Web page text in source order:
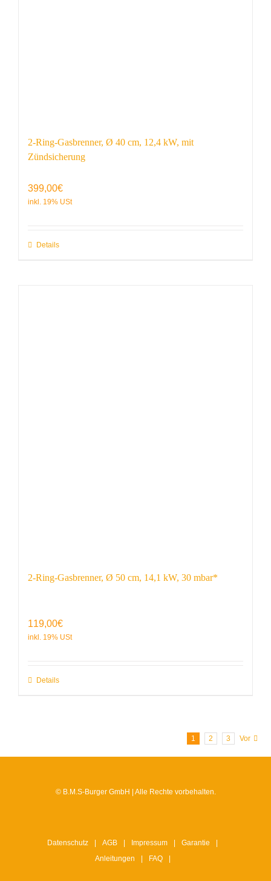
2-Ring-Gasbrenner, Ø 40 cm, 12,4 kW, mit
Zündsicherung
399,00€
Details
2-Ring-Gasbrenner, Ø 50 cm, 14,1 kW, 30 mbar*
119,00€
Details
1 2 3 Vor
© B.M.S-Burger GmbH | Alle Rechte vorbehalten.
Datenschutz AGB Impressum
Garantie
Anleitungen
FAQ